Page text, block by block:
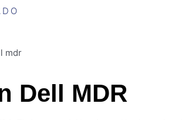
Dell MDR